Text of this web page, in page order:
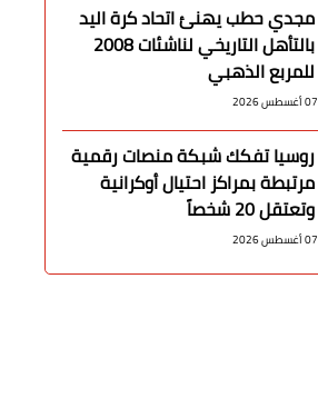
مجدي حطب يهنئ اتحاد كرة اليد
بالتأهل التاريخي لناشئات 2008
للمربع الذهبي
07 أغسطس 2026
روسيا تفكك شبكة منصات رقمية
مرتبطة بمراكز احتيال أوكرانية
وتعتقل 20 شخصاً
07 أغسطس 2026